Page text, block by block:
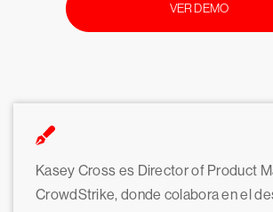
VER DEMO
Kasey Cross es Director of Product
CrowdStrike, donde colabora en el